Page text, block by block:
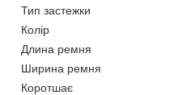
Тип застежки
Колір
Длина ремня
Ширина ремня
Коротшає